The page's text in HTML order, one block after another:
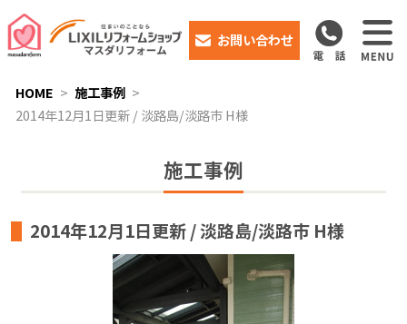
お問い合わせ
HOME
施工事例
2014年12月1日更新 / 淡路島/淡路市 H様
施工事例
2014年12月1日更新 / 淡路島/淡路市 H様